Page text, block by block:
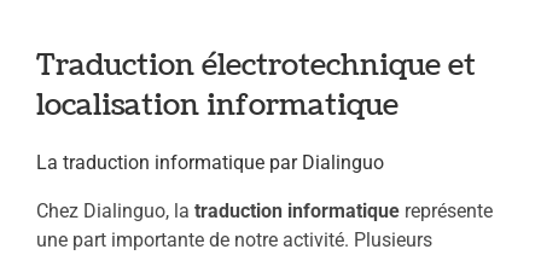
Traduction électrotechnique et
localisation informatique
La traduction informatique par Dialinguo
Chez Dialinguo, la traduction informatique représente
une part importante de notre activité. Plusieurs